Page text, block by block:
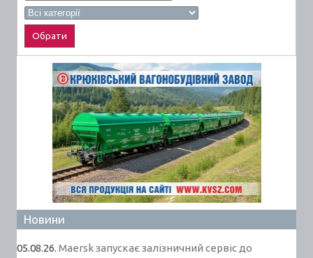
Новини
05.08.26. Maersk запускає залізничний сервіс до